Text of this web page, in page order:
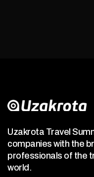
Uzakrota Travel
companies with the
professionals of the
world.